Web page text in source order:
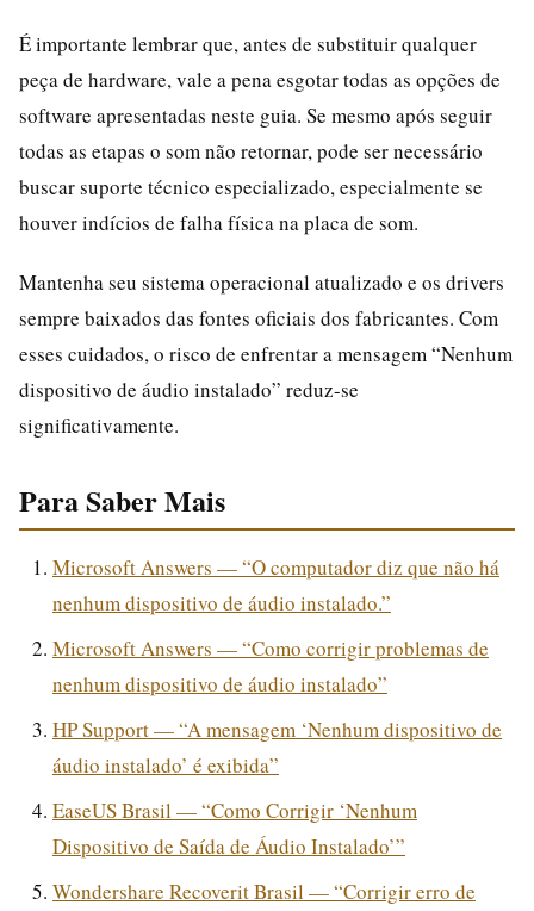
É importante lembrar que, antes de substituir qualquer
peça de hardware, vale a pena esgotar todas as opções de
software apresentadas neste guia. Se mesmo após seguir
todas as etapas o som não retornar, pode ser necessário
buscar suporte técnico especializado, especialmente se
houver indícios de falha física na placa de som.
Mantenha seu sistema operacional atualizado e os drivers
sempre baixados das fontes oficiais dos fabricantes. Com
esses cuidados, o risco de enfrentar a mensagem “Nenhum
dispositivo de áudio instalado” reduz-se
significativamente.
Para Saber Mais
Microsoft Answers — “O computador diz que não há
nenhum dispositivo de áudio instalado.”
Microsoft Answers — “Como corrigir problemas de
nenhum dispositivo de áudio instalado”
HP Support — “A mensagem ‘Nenhum dispositivo de
áudio instalado’ é exibida”
EaseUS Brasil — “Como Corrigir ‘Nenhum
Dispositivo de Saída de Áudio Instalado’”
Wondershare Recoverit Brasil — “Corrigir erro de